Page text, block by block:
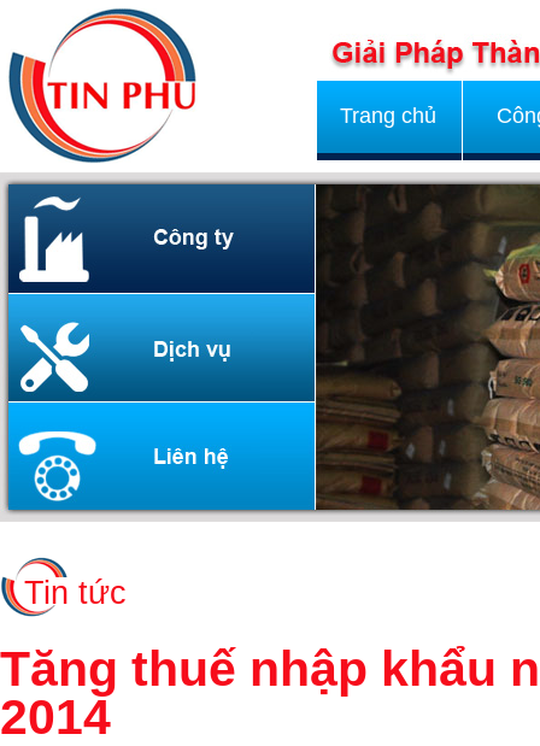
Trang chủ
Tin tức
Tăng thuế nhập khẩu
2014